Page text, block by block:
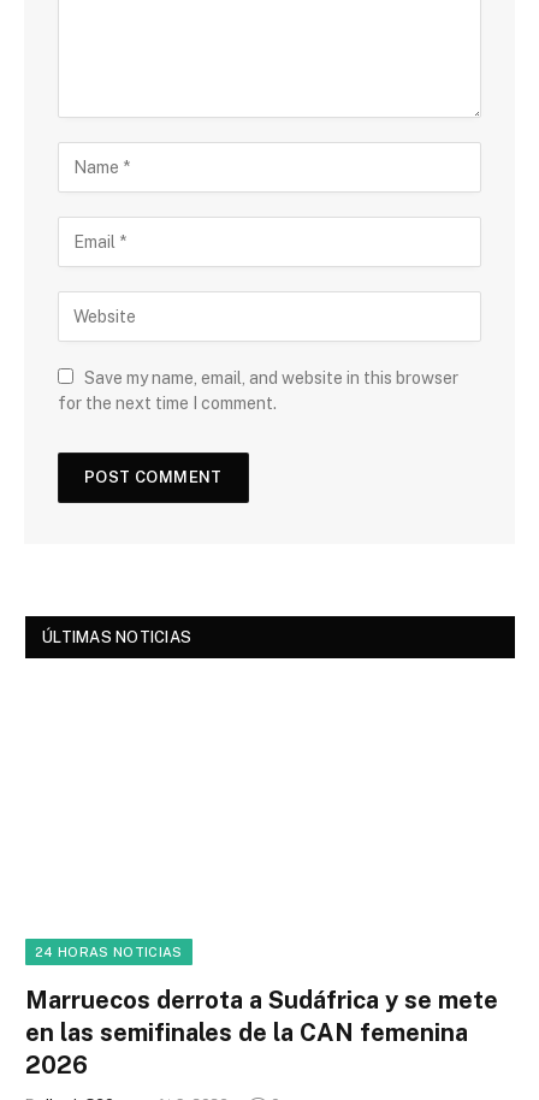
Save my name, email, and website in this browser
for the next time I comment.
ÚLTIMAS NOTICIAS
24 HORAS NOTICIAS
Marruecos derrota a Sudáfrica y se mete
en las semifinales de la CAN femenina
2026